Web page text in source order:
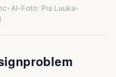
•AI-Foto: Pia Luuka•